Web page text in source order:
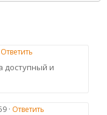
Ответить
доступный и
· Ответить